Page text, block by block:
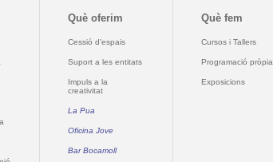
Què oferim
Cessió d'espais
Suport a les entitats
Impuls a la
creativitat
La Pua
Oficina Jove
Bar Bocamoll
Què fem
Cursos i Tallers
Programació pròpia
Exposicions